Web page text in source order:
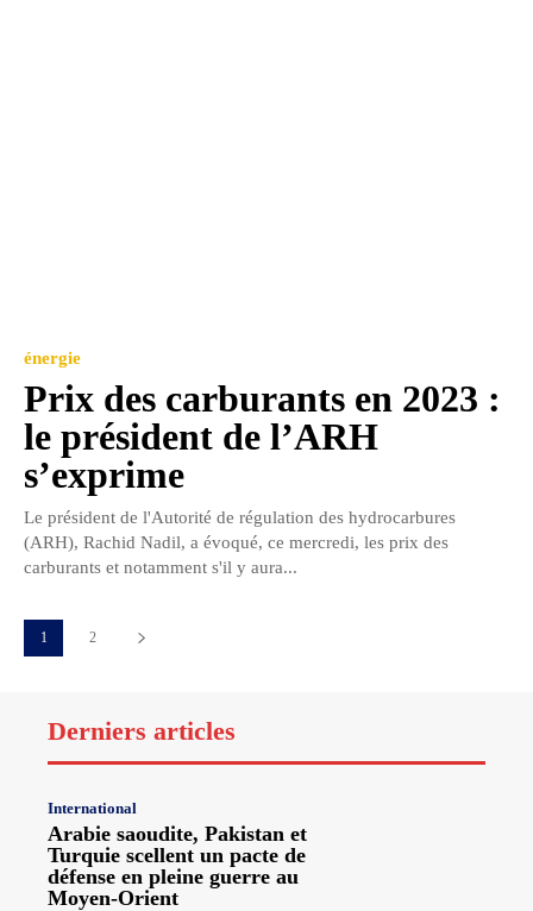
énergie
Prix des carburants en 2023 :
le président de l’ARH
s’exprime
Le président de l'Autorité de régulation des hydrocarbures
(ARH), Rachid Nadil, a évoqué, ce mercredi, les prix des
carburants et notamment s'il y aura...
1 2
Derniers articles
International
Arabie saoudite, Pakistan et
Turquie scellent un pacte de
défense en pleine guerre au
Moyen-Orient